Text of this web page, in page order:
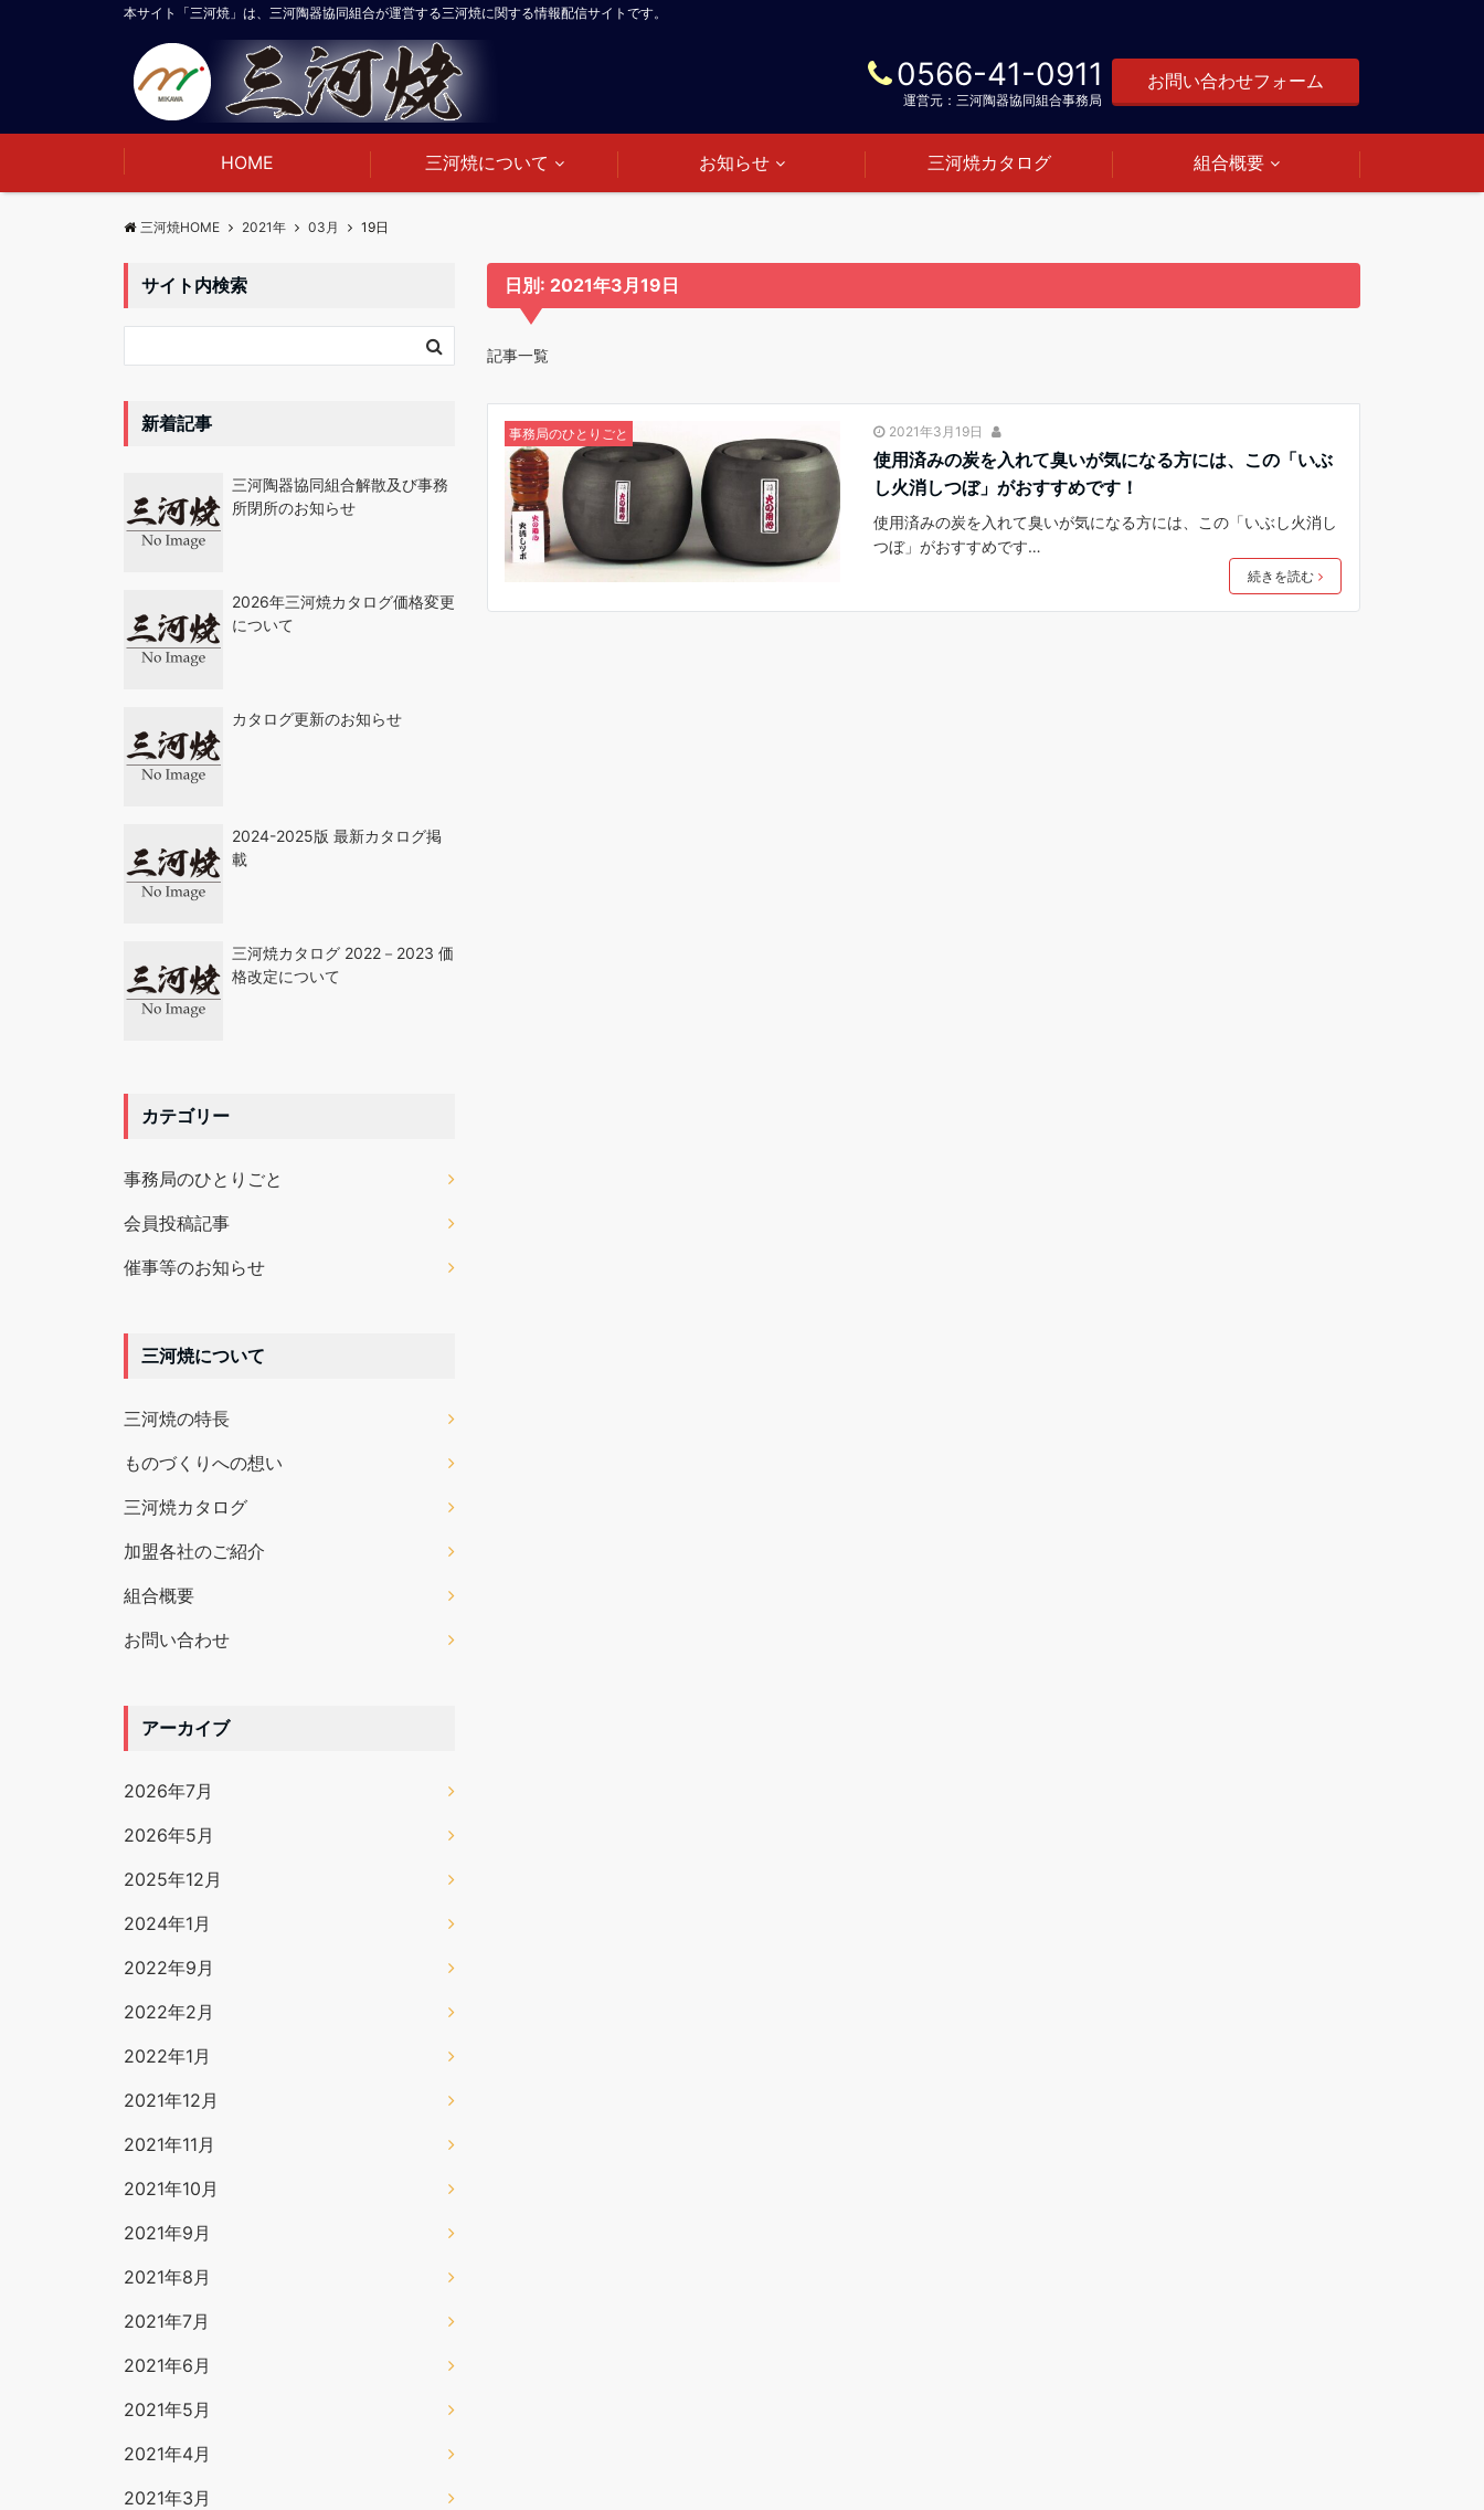
本サイト「三河焼」は、三河陶器協同組合が運営する三河焼に関する情報配信サイトです。
0566-41-0911
運営元：三河陶器協同組合事務局
お問い合わせフォーム
HOME 三河焼について お知らせ 三河焼カタログ 組合概要
三河焼HOME 2021年 03月 19日
日別: 2021年3月19日
記事一覧
事務局のひとりごと 2021年3月19日
使用済みの炭を入れて臭いが気になる方には、この「いぶ
し火消しつぼ」がおすすめです！
使用済みの炭を入れて臭いが気になる方には、この「いぶし火消し
つぼ」がおすすめです…
続きを読む
サイト内検索
新着記事
三河陶器協同組合解散及び事務
所閉所のお知らせ
2026年三河焼カタログ価格変更
について
カタログ更新のお知らせ
2024-2025版 最新カタログ掲
載
三河焼カタログ 2022－2023 価
格改定について
カテゴリー
事務局のひとりごと
会員投稿記事
催事等のお知らせ
三河焼について
三河焼の特長
ものづくりへの想い
三河焼カタログ
加盟各社のご紹介
組合概要
お問い合わせ
アーカイブ
2026年7月
2026年5月
2025年12月
2024年1月
2022年9月
2022年2月
2022年1月
2021年12月
2021年11月
2021年10月
2021年9月
2021年8月
2021年7月
2021年6月
2021年5月
2021年4月
2021年3月